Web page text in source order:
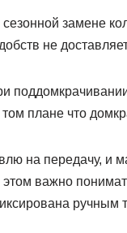
замене
не
плане что
на передачу, и
важно
ручным